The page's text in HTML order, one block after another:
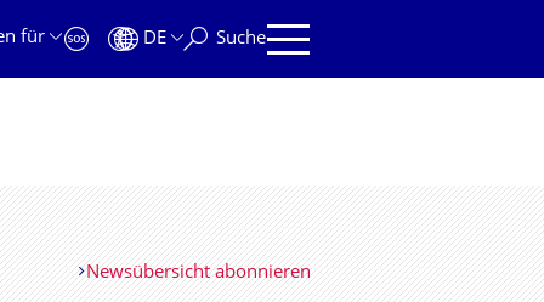
für
DE Suche
Newsübersicht abonnieren